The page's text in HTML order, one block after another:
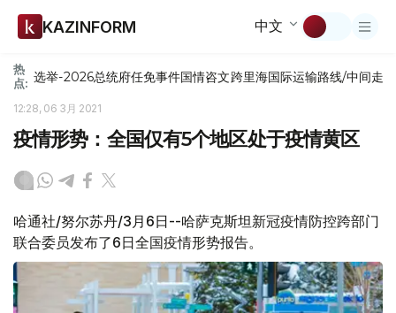
KAZINFORM 中文
热
点: 选举-2026总统府任免事件国情咨文跨里海国际运输路线/中间走廊
12:28, 06 3月 2021
疫情形势：全国仅有5个地区处于疫情黄区
哈通社/努尔苏丹/3月6日--哈萨克斯坦新冠疫情防控跨部门
联合委员发布了6日全国疫情形势报告。